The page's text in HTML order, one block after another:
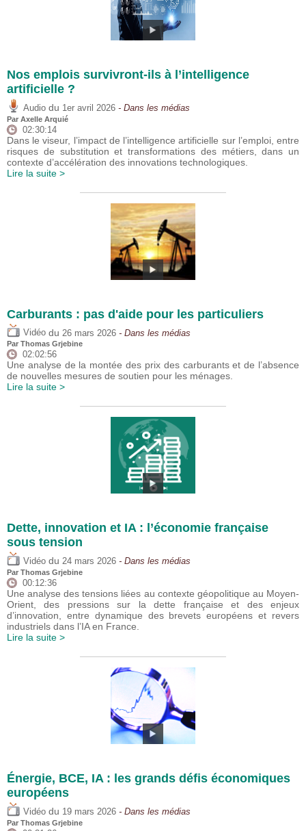
Nos emplois survivront-ils à l’intelligence
artificielle ?
Audio du 1er avril 2026 - Dans les médias
Par Axelle Arquié
02:30:14
Dans le viseur, l’impact de l’intelligence artificielle sur l’emploi, entre
risques de substitution et transformations des métiers, dans un
contexte d’accélération des innovations technologiques.
Lire la suite >
Carburants : pas d'aide pour les particuliers
Vidéo du 26 mars 2026 - Dans les médias
Par Thomas Grjebine
02:02:56
Une analyse de la montée des prix des carburants et de l’absence
de nouvelles mesures de soutien pour les ménages.
Lire la suite >
Dette, innovation et IA : l’économie française
sous tension
Vidéo du 24 mars 2026 - Dans les médias
Par Thomas Grjebine
00:12:36
Une analyse des tensions liées au contexte géopolitique au Moyen-
Orient, des pressions sur la dette française et des enjeux
d’innovation, entre dynamique des brevets européens et revers
industriels dans l’IA en France.
Lire la suite >
Énergie, BCE, IA : les grands défis économiques
européens
Vidéo du 19 mars 2026 - Dans les médias
Par Thomas Grjebine